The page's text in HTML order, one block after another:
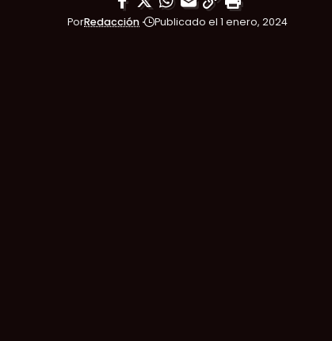
PorRedacción Publicado el 1 enero, 2024